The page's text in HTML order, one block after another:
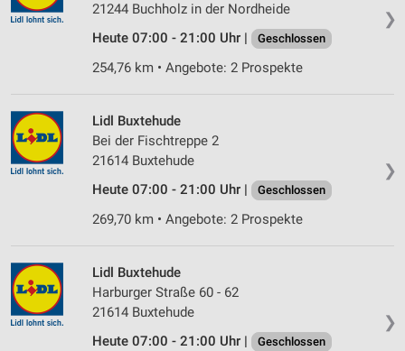
❯
21244 Buchholz in der Nordheide
Heute 07:00 - 21:00 Uhr |
Geschlossen
254,76 km • Angebote: 2 Prospekte
❯
Lidl Buxtehude
Bei der Fischtreppe 2
21614 Buxtehude
Heute 07:00 - 21:00 Uhr |
Geschlossen
269,70 km • Angebote: 2 Prospekte
❯
Lidl Buxtehude
Harburger Straße 60 - 62
21614 Buxtehude
Heute 07:00 - 21:00 Uhr |
Geschlossen